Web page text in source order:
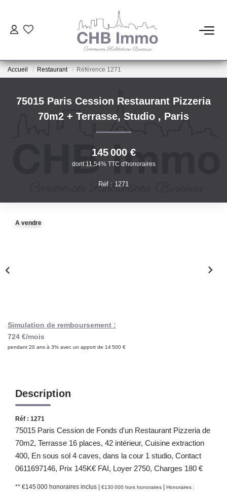
ESTIMATION
CESSIONS DE FONDS
NOTRE AGENCE
Accueil Restaurant Référence 1271
75015 Paris Cession Restaurant Pizzeria
70m2 + Terrasse, Studio , Paris
145 000 €
dont 11,54% TTC d'honoraires
Réf : 1271
A vendre
Simulation de remboursement :
724 €/mois
pendant 20 ans à 3% avec un apport de 14 500 €
Description
Réf : 1271
75015 Paris Cession de Fonds d'un Restaurant Pizzeria de
70m2, Terrasse 16 places, 42 intérieur, Cuisine extraction
400, En sous sol 4 caves, dans la cour 1 studio, Contact
0611697146, Prix 145K€ FAI, Loyer 2750, Charges 180 €
** €145 000 honoraires inclus | €130 000 hors honoraires | Honoraires :